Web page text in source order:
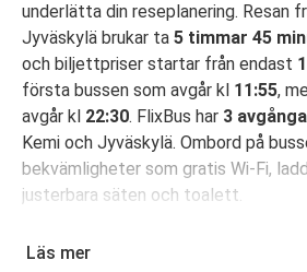
underlätta din reseplanering. Resan
Jyväskylä brukar ta 5 timmar 45
och biljettpriser startar från endast
första bussen som avgår kl 11:55,
avgår kl 22:30. FlixBus har 3
Kemi och Jyväskylä. Ombord på
bekvämligheter som gratis Wi-Fi,
justerbara säten och toalett.
Jyväskylä
Läs mer